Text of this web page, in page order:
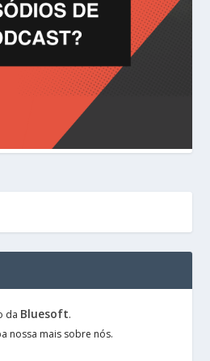
da Bluesoft.
nossa mais sobre nós.